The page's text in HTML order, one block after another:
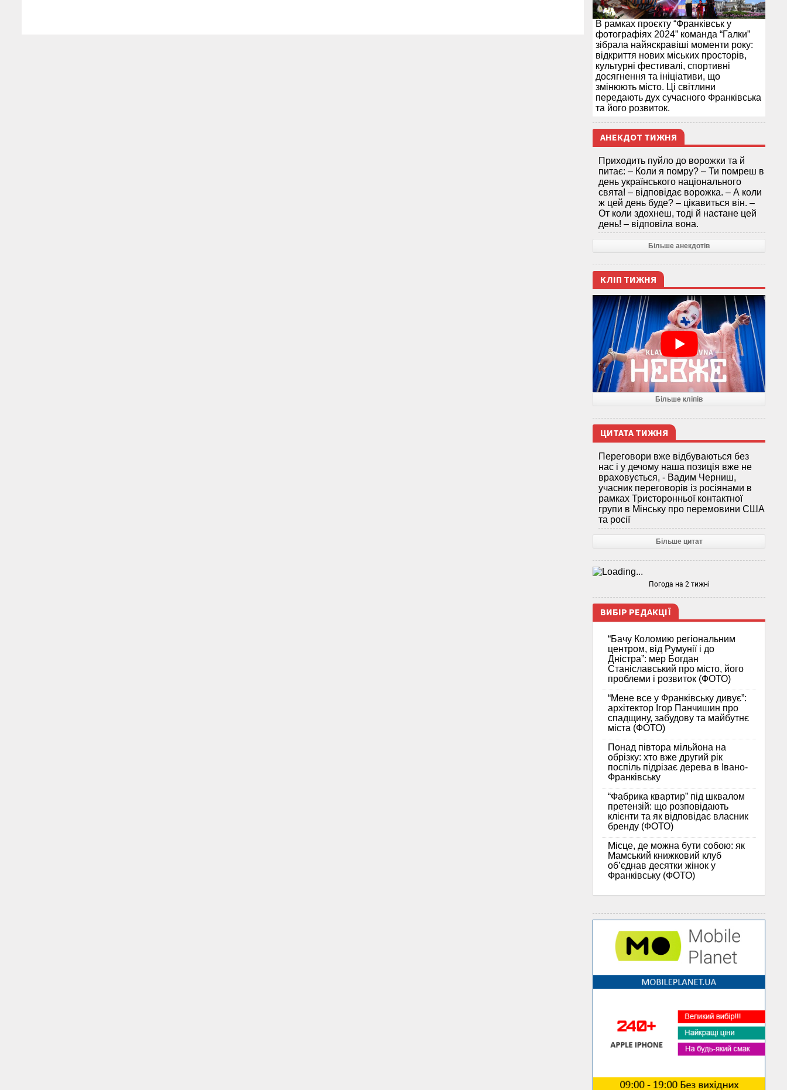
В рамках проєкту “Франківськ у
фотографіях 2024” команда “Галки”
зібрала найяскравіші моменти року:
відкриття нових міських просторів,
культурні фестивалі, спортивні
досягнення та ініціативи, що
змінюють місто. Ці світлини
передають дух сучасного Франківська
та його розвиток.
АНЕКДОТ ТИЖНЯ
Приходить пуйло до ворожки та й
питає: – Коли я помру? – Ти помреш в
день українського національного
свята! – відповідає ворожка. – А коли
ж цей день буде? – цікавиться він. –
От коли здохнеш, тоді й настане цей
день! – відповіла вона.
Більше анекдотів
КЛІП ТИЖНЯ
Більше кліпів
ЦИТАТА ТИЖНЯ
Переговори вже відбуваються без
нас і у дечому наша позиція вже не
враховується, - Вадим Черниш,
учасник переговорів із росіянами в
рамках Тристоронньої контактної
групи в Мінську про перемовини США
та росії
Більше цитат
Погода на 2 тижні
ВИБІР РЕДАКЦІЇ
“Бачу Коломию регіональним
центром, від Румунії і до
Дністра”: мер Богдан
Станіславський про місто, його
проблеми і розвиток (ФОТО)
“Мене все у Франківську дивує”:
архітектор Ігор Панчишин про
спадщину, забудову та майбутнє
міста (ФОТО)
Понад півтора мільйона на
обрізку: хто вже другий рік
поспіль підрізає дерева в Івано-
Франківську
“Фабрика квартир” під шквалом
претензій: що розповідають
клієнти та як відповідає власник
бренду (ФОТО)
Місце, де можна бути собою: як
Мамський книжковий клуб
об’єднав десятки жінок у
Франківську (ФОТО)